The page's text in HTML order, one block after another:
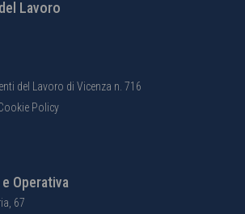
Lavoro
del Lavoro di Vicenza n. 716
Policy
Operativa
67